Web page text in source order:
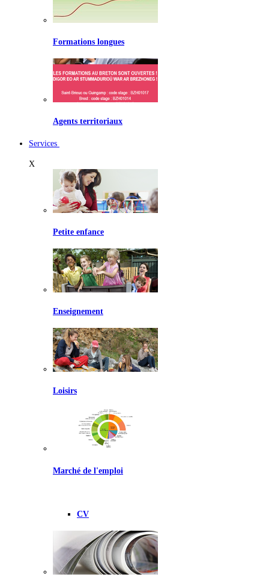
Formations longues
Agents territoriaux
Services
X
Petite enfance
Enseignement
Loisirs
Marché de l'emploi
CV